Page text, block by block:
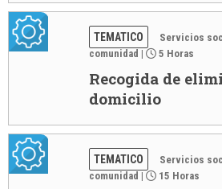
TEMATICO
Servicios
comunidad | 5 Horas
Recogida de
domicilio
TEMATICO
Servicios
comunidad | 15 Horas